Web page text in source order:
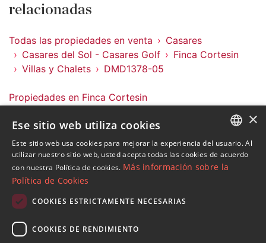
relacionadas
Todas las propiedades en venta
Casares
Casares del Sol - Casares Golf
Finca Cortesin
Villas y Chalets
DMD1378-05
Propiedades en Finca Cortesin
Propiedades en Casares
Villas y Chalets en Finca Cortesin
Suscribase a nuestro Newsletter
Reciba novedades sobre propiedades , actualidad y
estilo de vida de Marbella
ENGLISH
SPANISH
×
Ese sitio web utiliza cookies
Este sitio web usa cookies para mejorar la experiencia del usuario. Al
utilizar nuestro sitio web, usted acepta todas las cookies de acuerdo
con nuestra Política de cookies. Más información sobre la
Política de Cookies
COOKIES ESTRICTAMENTE NECESARIAS
COOKIES DE RENDIMIENTO